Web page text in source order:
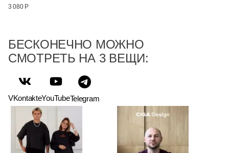
3 080 Р
БЕСКОНЕЧНО МОЖНО
СМОТРЕТЬ НА 3 ВЕЩИ:
VKontakteYouTubeTelegram